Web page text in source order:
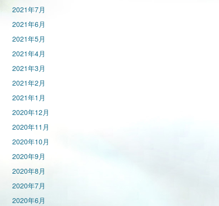
2021年7月
2021年6月
2021年5月
2021年4月
2021年3月
2021年2月
2021年1月
2020年12月
2020年11月
2020年10月
2020年9月
2020年8月
2020年7月
2020年6月